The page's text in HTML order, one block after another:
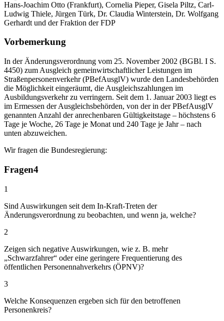
Hans-Joachim Otto (Frankfurt), Cornelia Pieper, Gisela Piltz, Carl-
Ludwig Thiele, Jürgen Türk, Dr. Claudia Winterstein, Dr. Wolfgang
Gerhardt und der Fraktion der FDP
Vorbemerkung
In der Änderungsverordnung vom 25. November 2002 (BGBl. I S.
4450) zum Ausgleich gemeinwirtschaftlicher Leistungen im
Straßenpersonenverkehr (PBefAusglV) wurde den Landesbehörden
die Möglichkeit eingeräumt, die Ausgleichszahlungen im
Ausbildungsverkehr zu verringern. Seit dem 1. Januar 2003 liegt es
im Ermessen der Ausgleichsbehörden, von der in der PBefAusglV
genannten Anzahl der anrechenbaren Gültigkeitstage – höchstens 6
Tage je Woche, 26 Tage je Monat und 240 Tage je Jahr – nach
unten abzuweichen.
Wir fragen die Bundesregierung:
Fragen4
1
Sind Auswirkungen seit dem In-Kraft-Treten der
Änderungsverordnung zu beobachten, und wenn ja, welche?
2
Zeigen sich negative Auswirkungen, wie z. B. mehr
„Schwarzfahrer“ oder eine geringere Frequentierung des
öffentlichen Personennahverkehrs (ÖPNV)?
3
Welche Konsequenzen ergeben sich für den betroffenen
Personenkreis?